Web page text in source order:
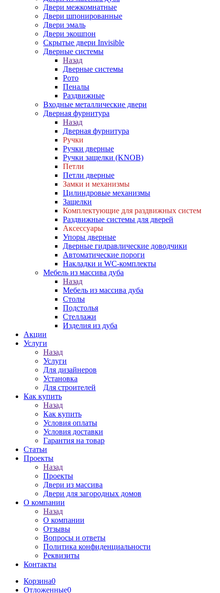
Двери межкомнатные
Двери шпонированные
Двери эмаль
Двери экошпон
Скрытые двери Invisible
Дверные системы
Назад
Дверные системы
Рото
Пеналы
Раздвижные
Входные металлические двери
Дверная фурнитура
Назад
Дверная фурнитура
Ручки
Ручки дверные
Ручки защелки (KNOB)
Петли
Петли дверные
Замки и механизмы
Цилиндровые механизмы
Защелки
Комплектующие для раздвижных систем
Раздвижные системы для дверей
Аксессуары
Упоры дверные
Дверные гидравлические доводчики
Автоматические пороги
Накладки и WC-комплекты
Мебель из массива дуба
Назад
Мебель из массива дуба
Столы
Подстолья
Стеллажи
Изделия из дуба
Акции
Услуги
Назад
Услуги
Для дизайнеров
Установка
Для строителей
Как купить
Назад
Как купить
Условия оплаты
Условия доставки
Гарантия на товар
Статьи
Проекты
Назад
Проекты
Двери из массива
Двери для загородных домов
О компании
Назад
О компании
Отзывы
Вопросы и ответы
Политика конфиденциальности
Реквизиты
Контакты
Корзина0
Отложенные0